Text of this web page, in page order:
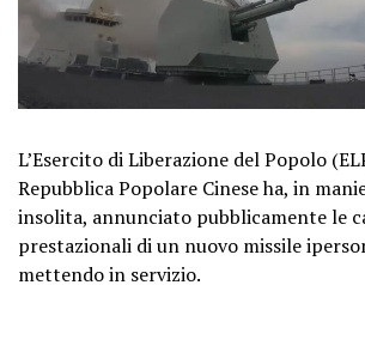
L’Esercito di Liberazione del Popolo
Repubblica Popolare Cinese ha, in
insolita, annunciato pubblicamente le
prestazionali di un nuovo missile
mettendo in servizio.